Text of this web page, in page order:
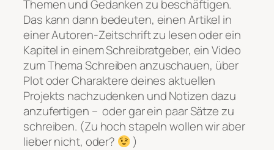
Themen und Gedanken zu beschäftigen.
Das kann dann bedeuten, einen Artikel in
einer Autoren-Zeitschrift zu lesen oder ein
Kapitel in einem Schreibratgeber, ein Video
zum Thema Schreiben anzuschauen, über
Plot oder Charaktere deines aktuellen
Projekts nachzudenken und Notizen dazu
anzufertigen – oder gar ein paar Sätze zu
schreiben. (Zu hoch stapeln wollen wir aber
lieber nicht, oder?
)